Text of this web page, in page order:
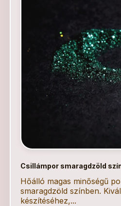
Csillámpor smaragdzöld
Hőálló magas minőségű
smaragdzöld színben.
készítéséhez,...